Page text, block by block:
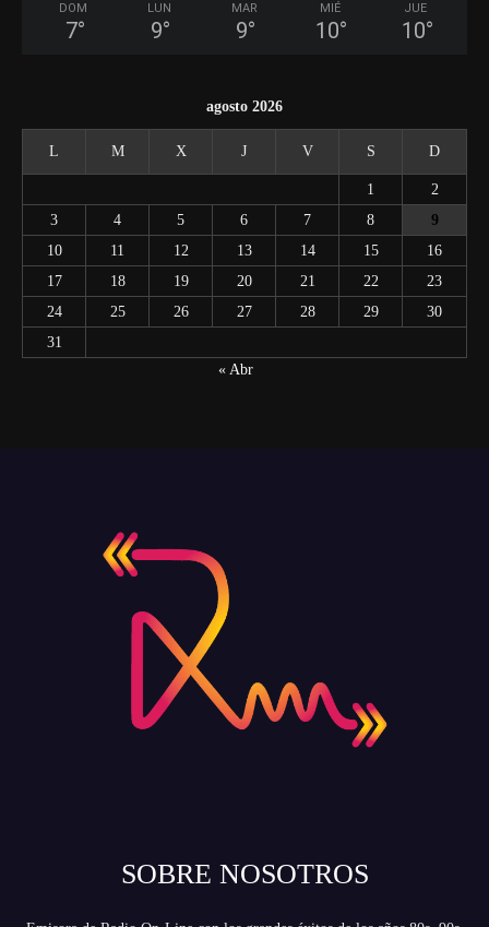
DOM
7°
LUN
9°
MAR
9°
MIÉ
10°
JUE
10°
agosto 2026
L M X J V S D
1
2
3
4 5 6 7 8
9
10
11 12 13 14 15
16
17
18 19 20 21 22
23
24
25 26 27 28 29
30
31
« Abr
SOBRE NOSOTROS